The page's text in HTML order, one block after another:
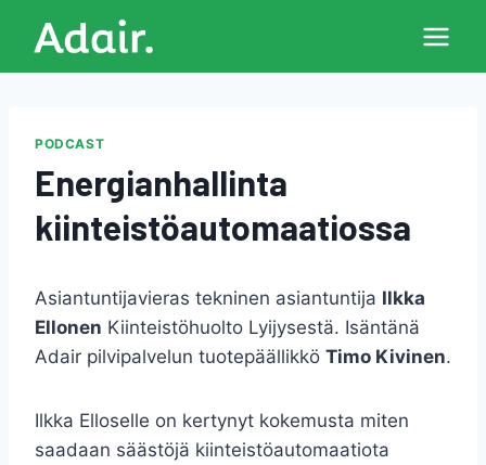
sisältöön
PODCAST
Energianhallinta
kiinteistöautomaatiossa
Asiantuntijavieras tekninen asiantuntija Ilkka
Ellonen Kiinteistöhuolto Lyijysestä. Isäntänä
Adair pilvipalvelun tuotepäällikkö Timo Kivinen.
Ilkka Elloselle on kertynyt kokemusta miten
saadaan säästöjä kiinteistöautomaatiota